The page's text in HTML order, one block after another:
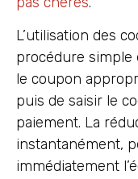
L’utilisation des
procédure
le coupon
puis de saisir le
paiement. La
instantanément,
immédiatement